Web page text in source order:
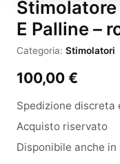
E Palline –
Categoria: Stimolatori
100,00 €
Spedizione discreta
Acquisto riservato
Disponibile anche in